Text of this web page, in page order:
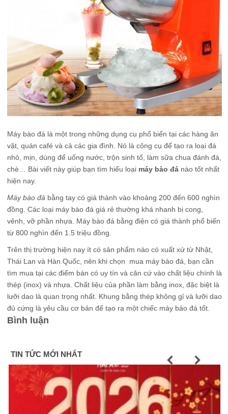
Máy bào đá là một trong những dụng cụ phổ biến tại các hàng ăn
vặt, quán café và cả các gia đình. Nó là công cụ để tạo ra loại đá
nhỏ, mịn, dùng để uống nước, trộn sinh tố, làm sữa chua đánh đá,
chè… Bài viết này giúp bạn tìm hiểu loại máy bào đá nào tốt nhất
hiện nay.
Máy bào đá bằng tay có giá thành vào khoảng 200 đến 600 nghìn
đồng. Các loại máy bào đá giá rẻ thường khá nhanh bị cong,
vênh, vỡ phần nhựa. Máy bào đá bằng điện có giá thành phổ biến
từ 800 nghìn đến 1.5 triệu đồng.
Trên thị trường hiện nay ít có sản phẩm nào có xuất xứ từ Nhật,
Thái Lan và Hàn Quốc, nên khi chọn mua máy bào đá, bạn cần
tìm mua tại các điểm bán có uy tín và căn cứ vào chất liệu chính là
thép (inox) và nhựa. Chất liệu của phần làm bằng inox, đặc biệt là
lưỡi dao là quan trọng nhất. Khung bằng thép không gỉ và lưỡi dao
đủ cứng là yêu cầu cơ bản để tạo ra một chiếc máy bào đá tốt.
Bình luận
TIN TỨC MỚI NHẤT
PreviousNext